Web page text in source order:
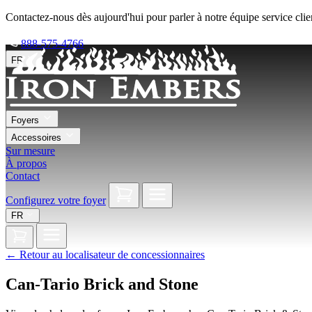
Contactez-nous dès aujourd'hui pour parler à notre équipe service
888-575-4766
FR
Foyers
Accessoires
Sur mesure
À propos
Contact
Configurez votre foyer
FR
← Retour au localisateur de concessionnaires
Can-Tario Brick and Stone